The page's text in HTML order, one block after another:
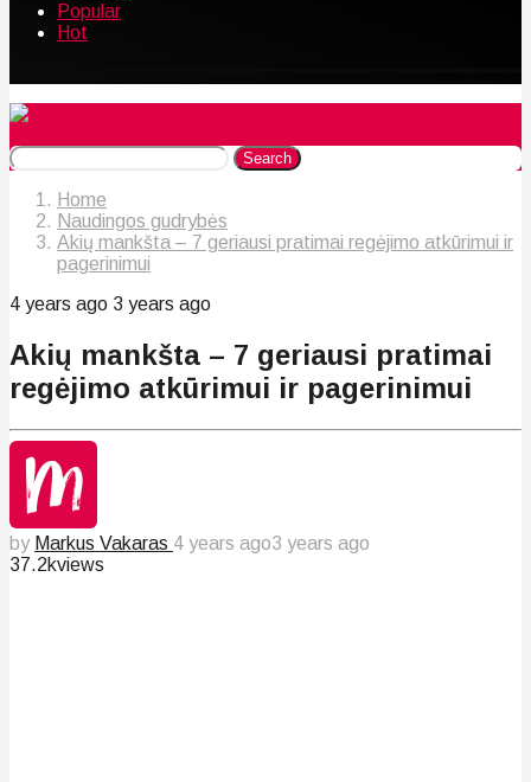
Popular
Hot
Search
Home
Naudingos gudrybės
Akių mankšta – 7 geriausi pratimai regėjimo atkūrimui ir
pagerinimui
4 years ago 3 years ago
Akių mankšta – 7 geriausi pratimai
regėjimo atkūrimui ir pagerinimui
by Markus Vakaras 4 years ago3 years ago
37.2kviews